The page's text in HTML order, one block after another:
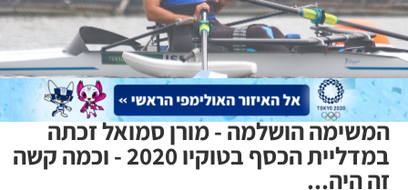
המשימה הושלמה - מורן סמואל זכתה
במדליית הכסף בטוקיו 2020 - וכמה קשה
זה היה...